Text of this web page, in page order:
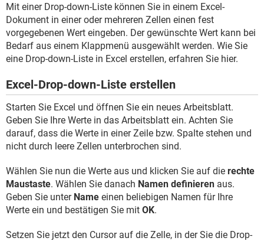
FACEBOOK HARDWARE
Mit einer Drop-down-Liste können Sie in einem Excel-
Dokument in einer oder mehreren Zellen einen fest
vorgegebenen Wert eingeben. Der gewünschte Wert kann bei
Bedarf aus einem Klappmenü ausgewählt werden. Wie Sie
eine Drop-down-Liste in Excel erstellen, erfahren Sie hier.
Excel-Drop-down-Liste erstellen
Starten Sie Excel und öffnen Sie ein neues Arbeitsblatt.
Geben Sie Ihre Werte in das Arbeitsblatt ein. Achten Sie
darauf, dass die Werte in einer Zeile bzw. Spalte stehen und
nicht durch leere Zellen unterbrochen sind.
Wählen Sie nun die Werte aus und klicken Sie auf die rechte
Maustaste. Wählen Sie danach Namen definieren aus.
Geben Sie unter Name einen beliebigen Namen für Ihre
Werte ein und bestätigen Sie mit OK.
Setzen Sie jetzt den Cursor auf die Zelle, in der Sie die Drop-